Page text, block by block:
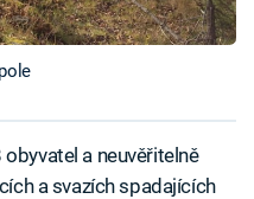
a neuvěřitelně
a svazích spadajících